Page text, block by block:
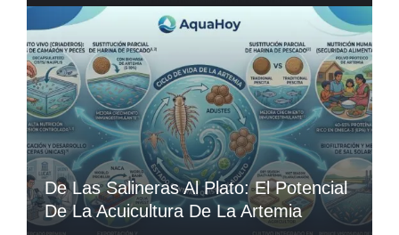
De Las Salineras Al Plato: El Potencial
De La Acuicultura De La Artemia